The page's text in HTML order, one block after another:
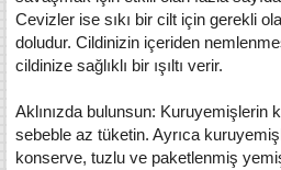
Cevizler ise sıkı bir cilt için gerekli
doludur. Cildinizin içeriden
cildinize sağlıklı bir ışıltı verir.
Aklınızda bulunsun: Kuruyemişlerin
sebeble az tüketin. Ayrıca
konserve, tuzlu ve paketlenmiş